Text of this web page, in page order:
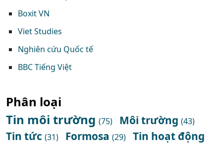
Boxit VN
Viet Studies
Nghiên cứu Quốc tế
BBC Tiếng Việt
Phân loại
Tin môi trường (75) Môi trường (43)
Tin tức (31) Formosa (29) Tin hoạt động